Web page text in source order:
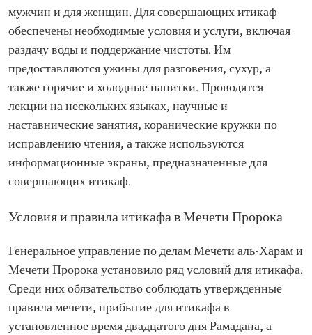
мужчин и для женщин. Для совершающих итикаф
обеспечены необходимые условия и услуги, включая
раздачу воды и поддержание чистоты. Им
предоставляются ужины для разговения, сухур, а
также горячие и холодные напитки. Проводятся
лекции на нескольких языках, научные и
наставнические занятия, коранические кружки по
исправлению чтения, а также используются
информационные экраны, предназначенные для
совершающих итикаф.
Условия и правила итикафа в Мечети Пророка
Генеральное управление по делам Мечети аль-Харам и
Мечети Пророка установило ряд условий для итикафа.
Среди них обязательство соблюдать утвержденные
правила мечети, прибытие для итикафа в
установленное время двадцатого дня Рамадана, а